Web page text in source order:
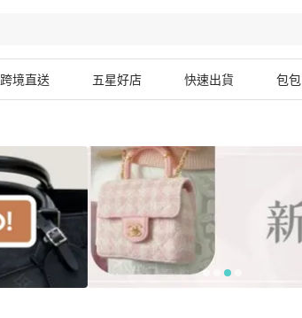
跨境直送 五星好店 快速出貨 包包